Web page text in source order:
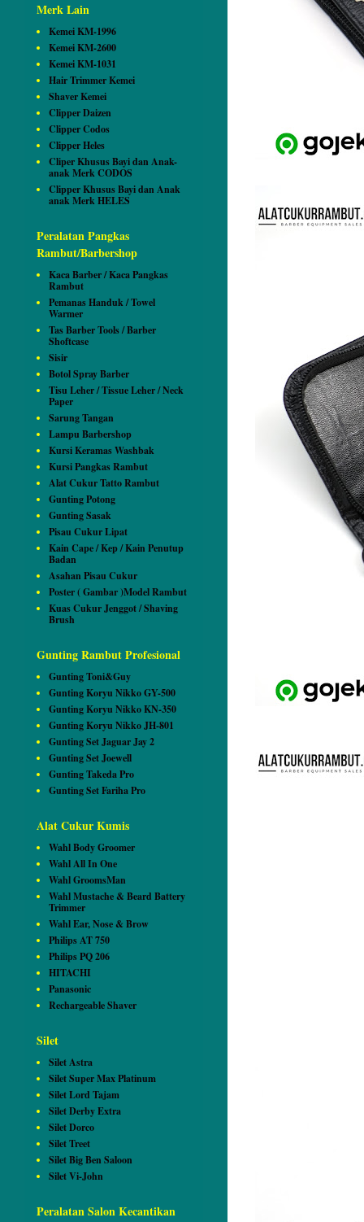
Merk Lain
Kemei KM-1996
Kemei KM-2600
Kemei KM-1031
Hair Trimmer Kemei
Shaver Kemei
Clipper Daizen
Clipper Codos
Clipper Heles
Cliper Khusus Bayi dan Anak-
anak Merk CODOS
Clipper Khusus Bayi dan Anak
anak Merk HELES
Peralatan Pangkas
Rambut/Barbershop
Kaca Barber / Kaca Pangkas
Rambut
Pemanas Handuk / Towel
Warmer
Tas Barber Tools / Barber
Shoftcase
Sisir
Botol Spray Barber
Tisu Leher / Tissue Leher / Neck
Paper
Sarung Tangan
Lampu Barbershop
Kursi Keramas Washbak
Kursi Pangkas Rambut
Alat Cukur Tatto Rambut
Gunting Potong
Gunting Sasak
Pisau Cukur Lipat
Kain Cape / Kep / Kain Penutup
Badan
Asahan Pisau Cukur
Poster ( Gambar )Model Rambut
Kuas Cukur Jenggot / Shaving
Brush
Gunting Rambut Profesional
Gunting Toni&Guy
Gunting Koryu Nikko GY-500
Gunting Koryu Nikko KN-350
Gunting Koryu Nikko JH-801
Gunting Set Jaguar Jay 2
Gunting Set Joewell
Gunting Takeda Pro
Gunting Set Fariha Pro
Alat Cukur Kumis
Wahl Body Groomer
Wahl All In One
Wahl GroomsMan
Wahl Mustache & Beard Battery
Trimmer
Wahl Ear, Nose & Brow
Philips AT 750
Philips PQ 206
HITACHI
Panasonic
Rechargeable Shaver
Silet
Silet Astra
Silet Super Max Platinum
Silet Lord Tajam
Silet Derby Extra
Silet Dorco
Silet Treet
Silet Big Ben Saloon
Silet Vi-John
Peralatan Salon Kecantikan